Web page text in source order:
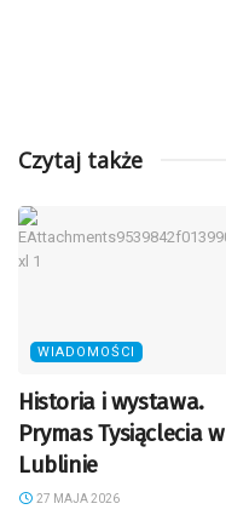
Czytaj także
WIADOMOŚCI
Historia i wystawa.
Prymas Tysiąclecia w
Lublinie
27 MAJA 2026